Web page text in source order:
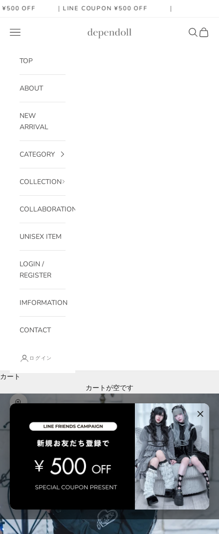
コンテンツへスキップ
¥500 OFF ｜ LINE COUPON ¥500 OFF ｜
dependoll
メニュー 検索カート
TOP
ABOUT
NEW
ARRIVAL
CATEGORY
COLLECTION
COLLABORATION
UNISEX ITEM
LOGIN /
REGISTER
IMFORMATION
CONTACT
ログイン
カート
カートが空です
×